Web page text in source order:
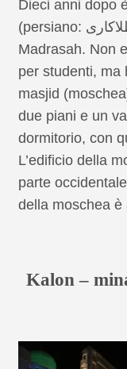
Dieci anni dopo
(persiano: طلاکاری, che significa “dorato”)
Madrasah. Non
per studenti, ma
masjid
due piani e un
dormitorio, con
L’edificio della
parte
della moschea è
Kalon –